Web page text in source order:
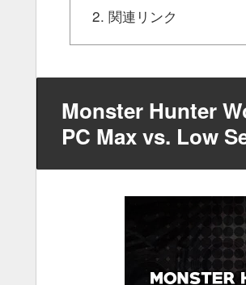
関連リンク
Monster Hunter
PC Max vs. Low